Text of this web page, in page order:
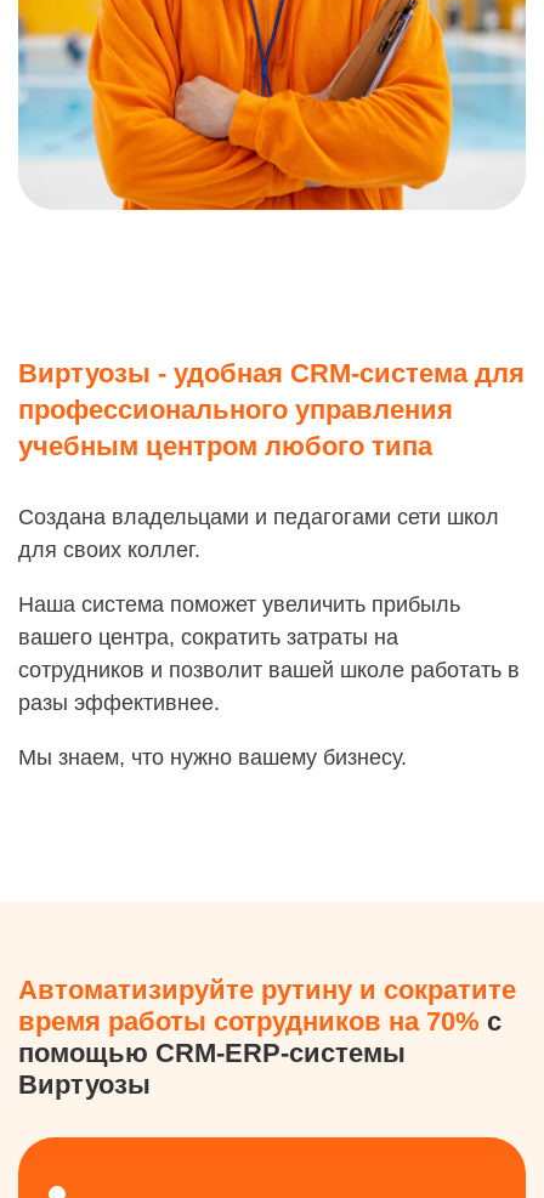
Виртуозы - удобная CRM-система для
профессионального управления
учебным центром любого типа
Создана владельцами и педагогами сети школ
для своих коллег.
Наша система поможет увеличить прибыль
вашего центра, сократить затраты на
сотрудников и позволит вашей школе работать в
разы эффективнее.
Мы знаем, что нужно вашему бизнесу.
Автоматизируйте рутину и сократите
время работы сотрудников на 70% с
помощью CRM-ERP-системы
Виртуозы